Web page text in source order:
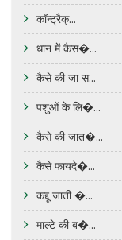
कॉन्ट्रैक्...
धान में कैस�...
कैसे की जा स...
पशुओं के लि�...
कैसे की जात�...
कैसे फायदे�...
कद्दू जाती �...
माल्टे की ब�...